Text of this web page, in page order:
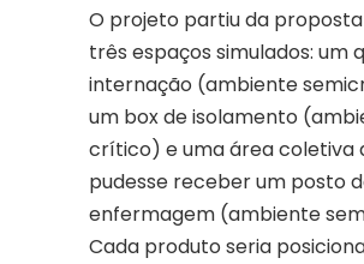
O projeto partiu da
três espaços simulados: um
internação (ambiente
um box de isolamento
crítico) e uma área coletiva
pudesse receber um posto
enfermagem (ambiente
Cada produto seria